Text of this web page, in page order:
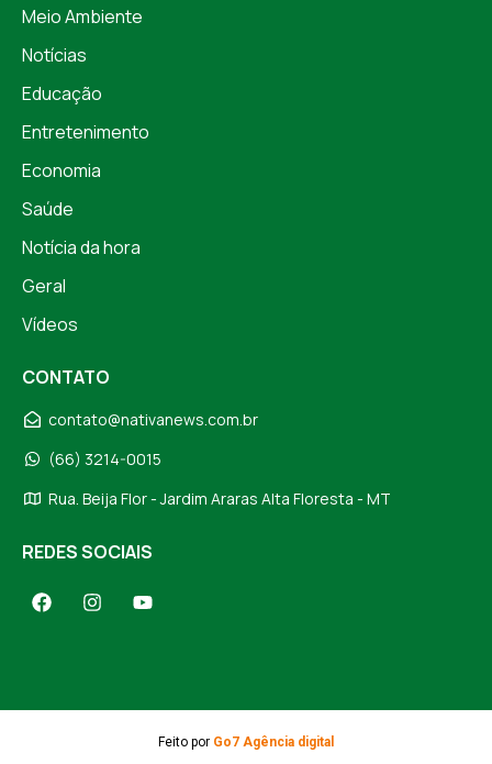
Meio Ambiente
Notícias
Educação
Entretenimento
Economia
Saúde
Notícia da hora
Geral
Vídeos
CONTATO
contato@nativanews.com.br
(66) 3214-0015
Rua. Beija Flor - Jardim Araras Alta Floresta - MT
REDES SOCIAIS
Feito por Go7 Agência digital